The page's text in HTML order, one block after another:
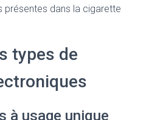
présentes dans la cigarette
types de
à usage unique